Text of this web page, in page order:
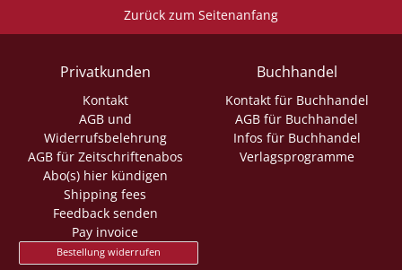
Zurück zum Seitenanfang
Privatkunden
Kontakt
AGB und
Widerrufsbelehrung
AGB für Zeitschriftenabos
Abo(s) hier kündigen
Shipping fees
Feedback senden
Pay invoice
Bestellung widerrufen
Buchhandel
Kontakt für Buchhandel
AGB für Buchhandel
Infos für Buchhandel
Verlagsprogramme